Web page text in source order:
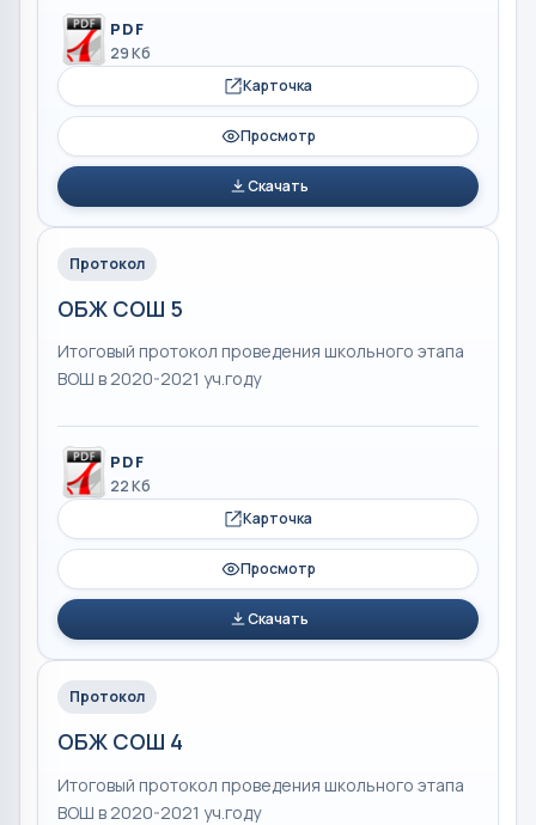
PDF
29 Кб
Карточка
Просмотр
Скачать
Протокол
ОБЖ СОШ 5
Итоговый протокол проведения школьного этапа
ВОШ в 2020-2021 уч.году
PDF
22 Кб
Карточка
Просмотр
Скачать
Протокол
ОБЖ СОШ 4
Итоговый протокол проведения школьного этапа
ВОШ в 2020-2021 уч.году